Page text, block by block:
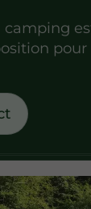
camping